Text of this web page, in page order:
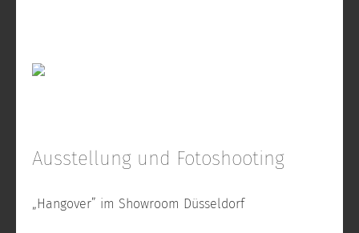
Ausstellung und Fotoshooting
„Hangover” im Showroom Düsseldorf